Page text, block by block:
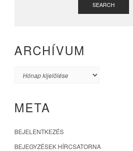
SEARCH
ARCHÍVUM
Archívum
META
BEJELENTKEZÉS
BEJEGYZÉSEK HÍRCSATORNA